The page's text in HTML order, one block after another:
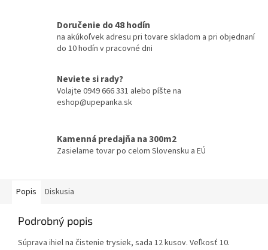
Doručenie do 48 hodín
na akúkoľvek adresu pri tovare skladom a pri objednaní
do 10 hodín v pracovné dni
Neviete si rady?
Volajte 0949 666 331 alebo píšte na
eshop@upepanka.sk
Kamenná predajňa na 300m2
Zasielame tovar po celom Slovensku a EÚ
Popis Diskusia
Podrobný popis
Súprava ihiel na čistenie trysiek, sada 12 kusov. Veľkosť 10.